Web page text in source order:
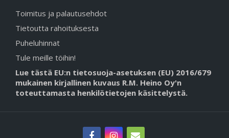
Toimitus ja palautusehdot
Tietoutta rahoituksesta
Puheluhinnat
Tule meille töihin!
Lue tästä EU:n tietosuoja-asetuksen (EU) 2016/679
mukainen kirjallinen kuvaus R.M. Heino Oy'n
toteuttamasta henkilötietojen käsittelystä.